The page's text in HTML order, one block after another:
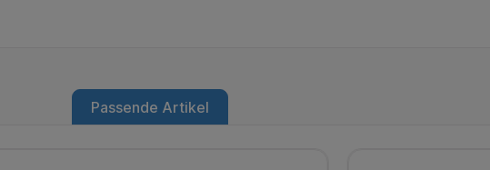
Passende Artikel